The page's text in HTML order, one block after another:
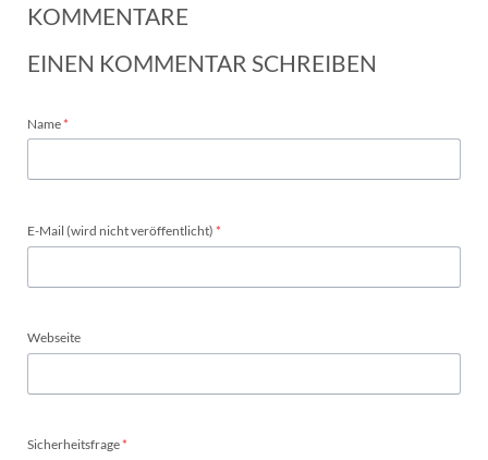
KOMMENTARE
EINEN KOMMENTAR SCHREIBEN
Pflichtfeld
Name*
Pflichtfeld
E-Mail (wird nicht veröffentlicht) *
Webseite
Pflichtfeld
Sicherheitsfrage*